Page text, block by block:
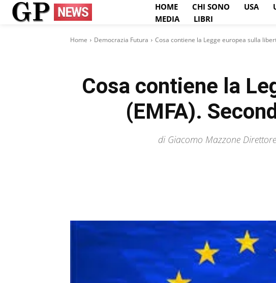
HOME CHI SONO USA
MEDIA
LIBRI
Home Democrazia Futura Cosa contiene la Legge europea sulla
Cosa contiene la
(EMFA).
di Giacomo Mazzone